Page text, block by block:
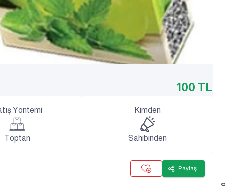
100 TL
Yöntemi
Toptan
Kimden
Sahibinden
Paylaş